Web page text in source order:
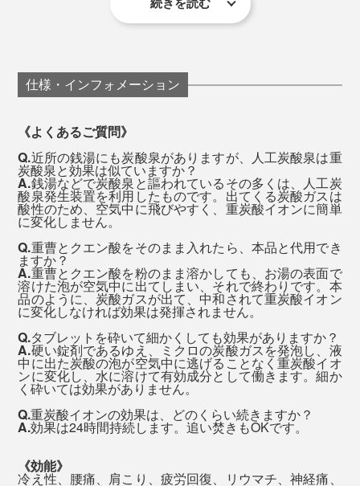
重炭酸湯ならではの入浴方法は、
タブレット3錠を入れて溶かし
15分ほど浸かる
これだけで、炭酸ガスより小さく、肌から血管に吸収さ
れやすい重炭酸イオンが、温浴効果を高めて、血流をす
みずみまで改善してくれます。
ぬるめのお湯のおかげで、顔のほてりや、暑苦しさは、
まずありません。
従来の炭酸入浴剤でも、原料の重曹とクエン酸をそのま
ま入れても、実現できない“究極の炭酸湯”です。
入浴後は、体の奥深くからポッカポカ。自然な暖かさが
『薬用Hot Bubble PRO』90錠入りは、いちどに3錠使う
として、お風呂1回あたり約201円（税抜）。
お風呂に入れても、色も香りもありませんが、まず驚い
20分以上、どんなに小さなカケラになっても、浴槽の底
仕様・インフォメーション
《よくあるご質問》
Q.近所の銭湯にも炭酸泉がありますが、人工炭酸泉は重
炭酸泉と効果は似ていますか？
A.銭湯などで炭酸泉と謳われているその多くは、人工炭
酸泉発生装置を利用したものです。出てくる炭酸ガスは
酸性のため、空気中に飛びやすく、重炭酸イオンに簡単
に変化しません。
Q.重曹とクエン酸をそのまま入れたら、本品と代用でき
ますか？
A.重曹とクエン酸を粉のまま溶かしても、お湯の表面で
溶けた泡が空気中に出てしまい、それで終わりです。本
品のように、炭酸ガスが出て、中和されて重炭酸イオン
に変化しなければ効果は発揮されません。
Q.タブレットを砕いて細かくしても効果がありますか？
A.硬い錠剤であるゆえ、ミクロの炭酸ガスを発泡し、液
中に出た炭酸の泡が空気中に逃げることなく重炭酸イオ
ンに変化し、水に溶けて有効成分として働きます。細か
く砕いては効果がありません。
Q.重炭酸イオンの効果は、どのくらい続きますか？
A.効果は24時間持続します。追い焚きもOKです。
《効能》
冷え性、腰痛、肩こり、疲労回復、リウマチ、神経痛、